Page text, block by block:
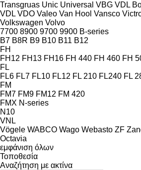
Transgruas Unic Universal VBG VDL
VDL VDO Valeo Van Hool Vansco
Volkswagen Volvo
7700 8900 9700 9900 B-series
B7 B8R B9 B10 B11 B12
FH
FH12 FH13 FH16 FH 440 FH 460 FH
FL
FL6 FL7 FL10 FL12 FL 210 FL240 FL
FM
FM7 FM9 FM12 FM 420
FMX N-series
N10
VNL
Vögele WABCO Wago Webasto ZF
Octavia
εμφάνιση όλων
Τοποθεσία
Αναζήτηση με ακτίνα